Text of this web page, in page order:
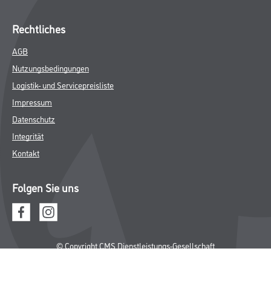
Rechtliches
AGB
Nutzungsbedingungen
Logistik- und Servicepreisliste
Impressum
Datenschutz
Integrität
Kontakt
Folgen Sie uns
© Copyright CMS Dienstleistungs-Gesellschaft